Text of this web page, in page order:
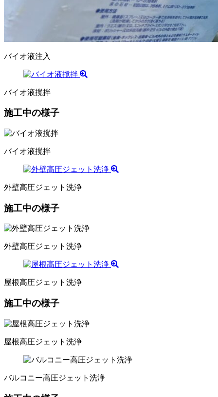
バイオ液注入
バイオ液撹拌
施工中の様子
バイオ液撹拌
外壁高圧ジェット洗浄
施工中の様子
外壁高圧ジェット洗浄
屋根高圧ジェット洗浄
施工中の様子
屋根高圧ジェット洗浄
バルコニー高圧ジェット洗浄